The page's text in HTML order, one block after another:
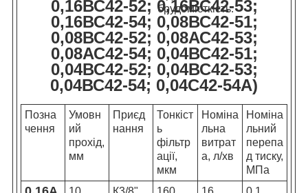
брудомісткість.
0,16ВС42-52; 0,16ВС42-53;
0,16ВС42-54; 0,08ВС42-51;
0,08ВС42-52; 0,08АС42-53;
0,08АС42-54; 0,04ВС42-51;
0,04ВС42-52; 0,04ВС42-53;
0,04ВС42-54; 0,04С42-54А)
Позна
чення
Умовн
ий
прохід,
мм
Приєд
нання
Тонкіст
ь
фільтр
ації,
мкм
Номіна
льна
витрат
а, л/хв
Номіна
льний
перепа
д тиску,
МПа